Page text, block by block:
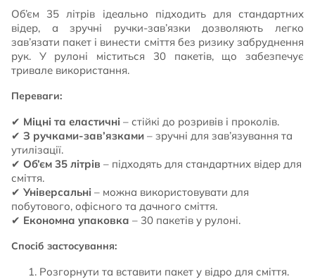
Об’єм 35 літрів ідеально підходить для стандартних
відер, а зручні ручки-зав’язки дозволяють легко
зав’язати пакет і винести сміття без ризику забруднення
рук. У рулоні міститься 30 пакетів, що забезпечує
тривале використання.
Переваги:
✔ Міцні та еластичні – стійкі до розривів і проколів.
✔ З ручками-зав’язками – зручні для зав’язування та
утилізації.
✔ Об’єм 35 літрів – підходять для стандартних відер для
сміття.
✔ Універсальні – можна використовувати для
побутового, офісного та дачного сміття.
✔ Економна упаковка – 30 пакетів у рулоні.
Спосіб застосування:
Розгорнути та вставити пакет у відро для сміття.